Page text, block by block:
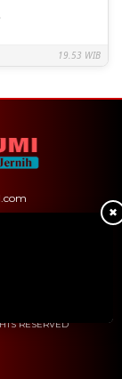
19.53 WIB
✖
RESERVED